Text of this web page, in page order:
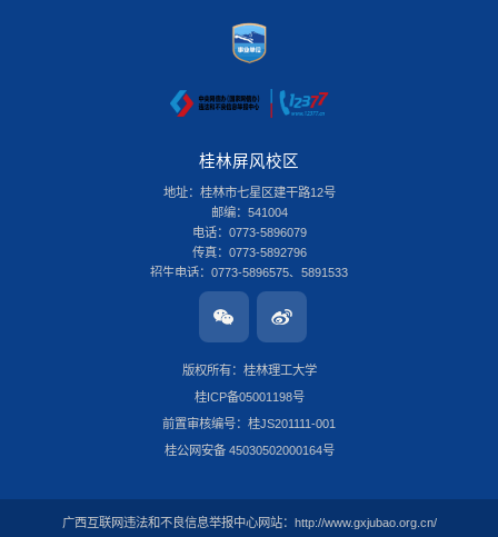
桂林屏风校区
地址：桂林市七星区建干路12号
邮编：541004
电话：0773-5896079
传真：0773-5892796
招生电话：0773-5896575、5891533
桂林雁山校区
地址：桂林市雁山区雁山街319号
电话：0773-3696580
传真：0773-8986516
招生电话：0773-3678379
南宁安吉校区
邮编：530001
电话：0771-2204366
版权所有：桂林理工大学
桂ICP备05001198号
前置审核编号：桂JS201111-001
桂公网安备 45030502000164号
广西互联网违法和不良信息举报中心网站： http://www.gxjubao.org.cn/